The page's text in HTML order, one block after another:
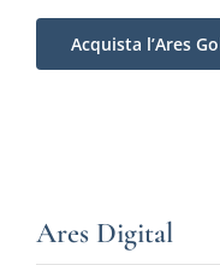
Acquista l’Ares
Ares Digital